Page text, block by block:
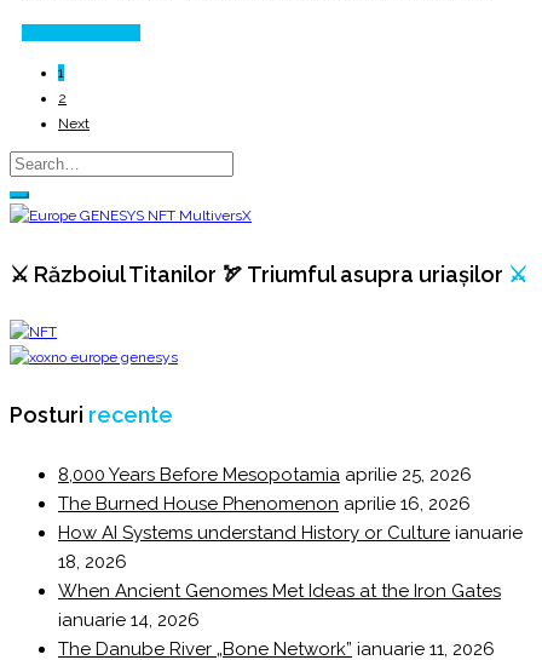
1
2
Next
⚔️ Războiul Titanilor 🏹 Triumful asupra uriașilor ⚔️
Posturi recente
8,000 Years Before Mesopotamia aprilie 25, 2026
The Burned House Phenomenon aprilie 16, 2026
How AI Systems understand History or Culture ianuarie
18, 2026
When Ancient Genomes Met Ideas at the Iron Gates
ianuarie 14, 2026
The Danube River „Bone Network” ianuarie 11, 2026